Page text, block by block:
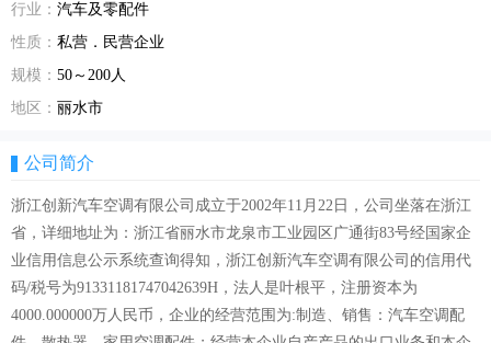
行业： 汽车及零配件
性质： 私营．民营企业
规模： 50～200人
地区： 丽水市
公司简介
浙江创新汽车空调有限公司成立于2002年11月22日，公司坐落在浙江
省，详细地址为：浙江省丽水市龙泉市工业园区广通街83号经国家企
业信用信息公示系统查询得知，浙江创新汽车空调有限公司的信用代
码/税号为91331181747042639H，法人是叶根平，注册资本为
4000.000000万人民币，企业的经营范围为:制造、销售：汽车空调配